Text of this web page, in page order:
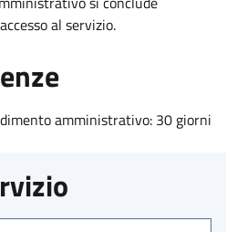
al servizio.
amministrativo: 30 giorni